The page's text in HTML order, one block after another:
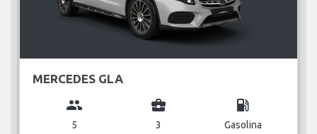
MERCEDES GLA
group
5
business_center
3
local_gas_station
Gasolina